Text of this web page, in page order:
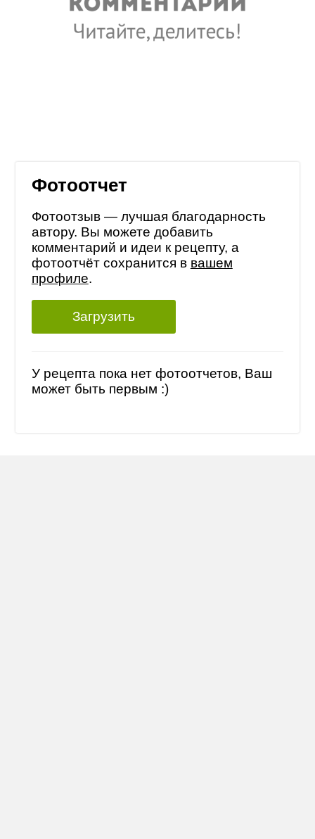
Фотоотчет
Фотоотзыв — лучшая благодарность
автору. Вы можете добавить
комментарий и идеи к рецепту, а
фотоотчёт сохранится в вашем
профиле.
Загрузить
У рецепта пока нет фотоотчетов, Ваш
может быть первым :)